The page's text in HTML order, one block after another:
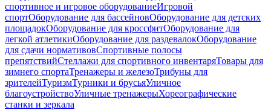
спортивное и игровое оборудованиеИгровой
спортОборудование для бассейновОборудование для детских
площадокОборудование для кроссфитОборудование для
легкой атлетикиОборудование для раздевалокОборудование
для сдачи нормативовСпортивные полосы
препятствийСтеллажи для спортивного инвентаряТовары для
зимнего спортаТренажеры и железоТрибуны для
зрителейТуризмТурники и брусьяУличное
благоустройствоУличные тренажерыХореографические
станки и зеркала